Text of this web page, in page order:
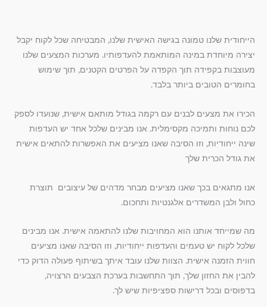
הייחודית שלנו טמונה בגישה האישית שלנו, המבטיחה שכל לקוח יקבל
יצירה מיוחדת במינה המותאמת להעדפותיו. מערכות המצעים שלנו
מעוצבות בקפידה תוך הקפדה על הפרטים הקטנים, תוך שימוש
בחומרים הטובים ביותר בלבד.
הכירו את מצעים לבנים עם רקמה בגודל מותאם אישית, שנועדו לספק
לכם נוחות ותמיכה מקסימלית. אנו מבינים שלכל אחד יש העדפות
שינה ייחודיות, וזו הסיבה שאנו מציעים את האפשרות להתאים אישית
את גודל הכרית שלך
אנו מתגאים בכך שאנו מציעים מבחר מדהים של עיצובים תוצרת
כחול ולבן המשדרים אלגנטיות ותחכום.
מה שמייחד אותנו הוא המחויבות שלנו להתאמה אישית. אנו מבינים
שלכל לקוח יש טעמים והעדפות ייחודיות, וזו הסיבה שאנו מציעים
חווית הזמנה אישית. הצוות שלנו עובד איתך בשיתוף פעולה הדוק כדי
להבין את החזון שלך, תוך התחשבות בערכת הצבעים הרצויה,
בדפוסים ובכל דרישות ספציפיות שיש לך.